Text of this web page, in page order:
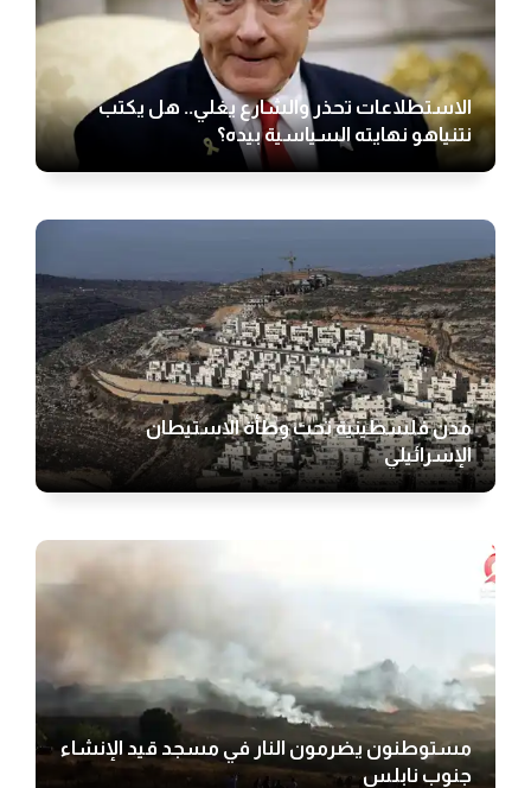
الاستطلاعات تحذر والشارع يغلي.. هل يكتب
نتنياهو نهايته السياسية بيده؟
مدن فلسطينية تحت وطأة الاستيطان
الإسرائيلي
مستوطنون يضرمون النار في مسجد قيد الإنشاء
جنوب نابلس